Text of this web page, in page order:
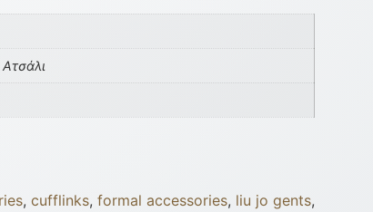
, cufflinks, formal accessories, liu jo gents,